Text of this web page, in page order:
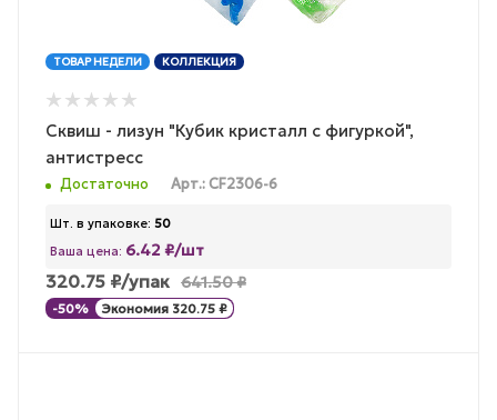
ТОВАР НЕДЕЛИ КОЛЛЕКЦИЯ
Сквиш - лизун "Кубик кристалл с фигуркой",
антистресс
Достаточно Арт.: CF2306-6
Шт. в упаковке: 50
Ваша цена: 6.42 ₽/шт
320.75 ₽/упак 641.50₽
-50% Экономия 320.75 ₽